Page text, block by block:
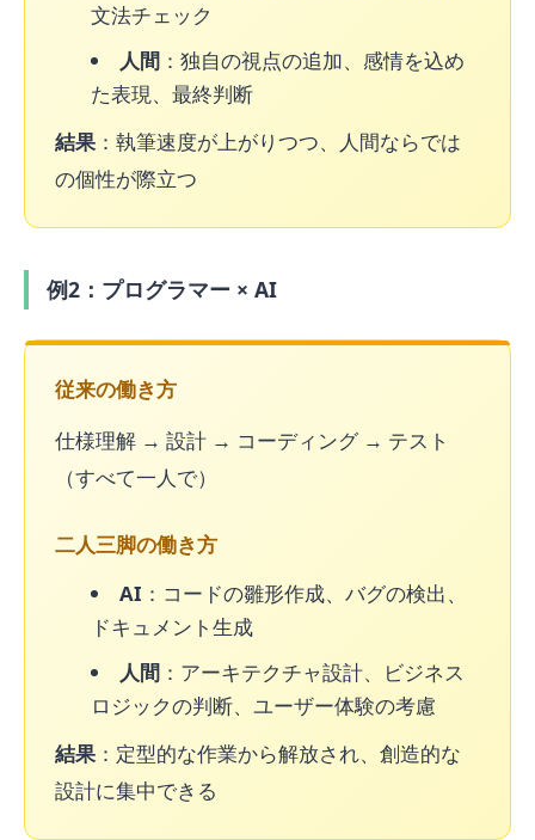
文法チェック
人間：独自の視点の追加、感情を込め
た表現、最終判断
結果 ：執筆速度が上がりつつ、人間ならでは
の個性が際立つ
例2：プログラマー × AI
従来の働き方
仕様理解 → 設計 → コーディング → テスト
（すべて一人で）
二人三脚の働き方
AI ：コードの雛形作成、バグの検出、
ドキュメント生成
人間：アーキテクチャ設計、ビジネス
ロジックの判断、ユーザー体験の考慮
結果 ：定型的な作業から解放され、創造的な
設計に集中できる